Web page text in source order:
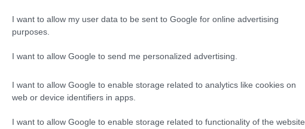
I want to allow my user data to be sent to Google for online advertising
purposes.
I want to allow Google to send me personalized advertising.
I want to allow Google to enable storage related to analytics like cookies on
web or device identifiers in apps.
I want to allow Google to enable storage related to functionality of the website